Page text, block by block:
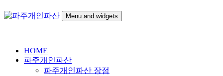
to
Menu and widgets
HOME
파주개인파산
파주개인파산 장점